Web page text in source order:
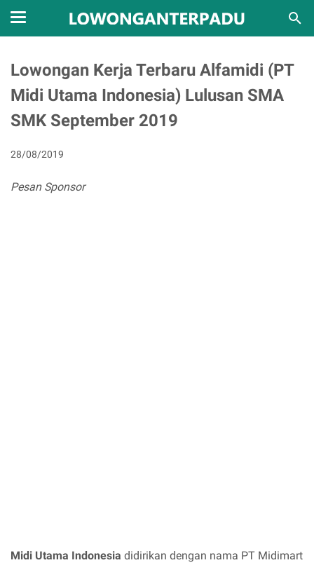
Lowongan Kerja Terbaru Alfamidi (PT
Midi Utama Indonesia) Lulusan SMA
SMK September 2019
28/08/2019
Pesan Sponsor
Midi Utama Indonesia didirikan dengan nama PT Midimart